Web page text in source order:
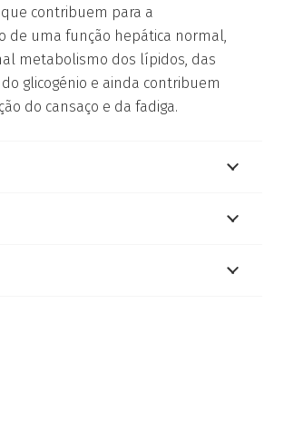
que contribuem para a
de uma função hepática normal,
metabolismo dos lípidos, das
glicogénio e ainda contribuem
do cansaço e da fadiga.